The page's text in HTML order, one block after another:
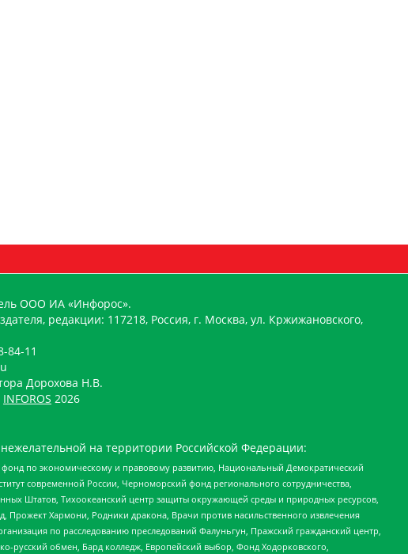
ООО ИА «Инфорос».
редакции: 117218, Россия, г. Москва, ул. Кржижановского,
84-11
Дорохова Н.В.
INFOROS 2026
на территории Российской Федерации:
по экономическому и правовому развитию, Национальный Демократический
современной России, Черноморский фонд регионального сотрудничества,
Штатов, Тихоокеанский центр защиты окружающей среды и природных ресурсов,
Прожект Хармони, Родники дракона, Врачи против насильственного извлечения
по расследованию преследований Фалуньгун, Пражский гражданский центр,
русский обмен, Бард колледж, Европейский выбор, Фонд Ходорковского,